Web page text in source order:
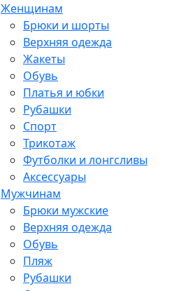
Женщинам
Брюки и шорты
Верхняя одежда
Жакеты
Обувь
Платья и юбки
Рубашки
Спорт
Трикотаж
Футболки и лонгсливы
Аксессуары
Мужчинам
Брюки мужские
Верхняя одежда
Обувь
Пляж
Рубашки